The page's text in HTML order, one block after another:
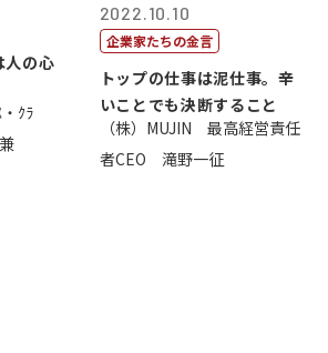
人の心
ｸﾗ
2022.10.10
企業家たちの金言
トップの仕事は泥仕事。辛
いことでも決断すること
（株）MUJIN 最高経営責任
者CEO 滝野一征